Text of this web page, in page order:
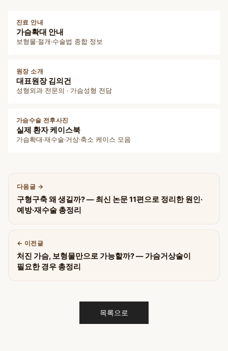
진료 안내
가슴확대 안내
보형물·절개·수술법 종합 정보
원장 소개
대표원장 김의건
성형외과 전문의 · 가슴성형 전담
가슴수술 전후사진
실제 환자 케이스북
가슴확대·재수술·거상·축소 케이스 모음
다음글
구형구축 왜 생길까? — 최신 논문 11편으로 정리한 원인·
예방·재수술 총정리
이전글
처진 가슴, 보형물만으로 가능할까? — 가슴거상술이
필요한 경우 총정리
목록으로